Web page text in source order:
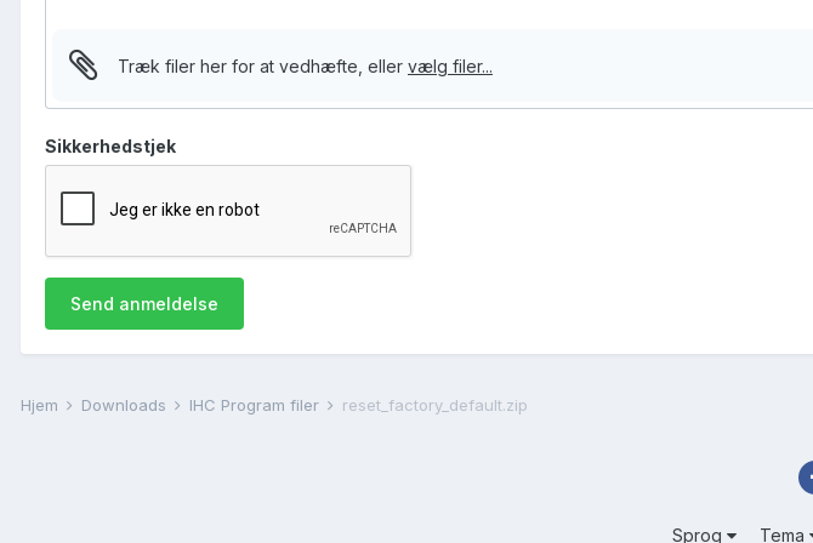
Træk filer her for at vedhæfte, eller vælg filer...
Sikkerhedstjek
Send anmeldelse
Hjem Downloads IHC Program filer reset_factory_default.zip
Sprog Tema